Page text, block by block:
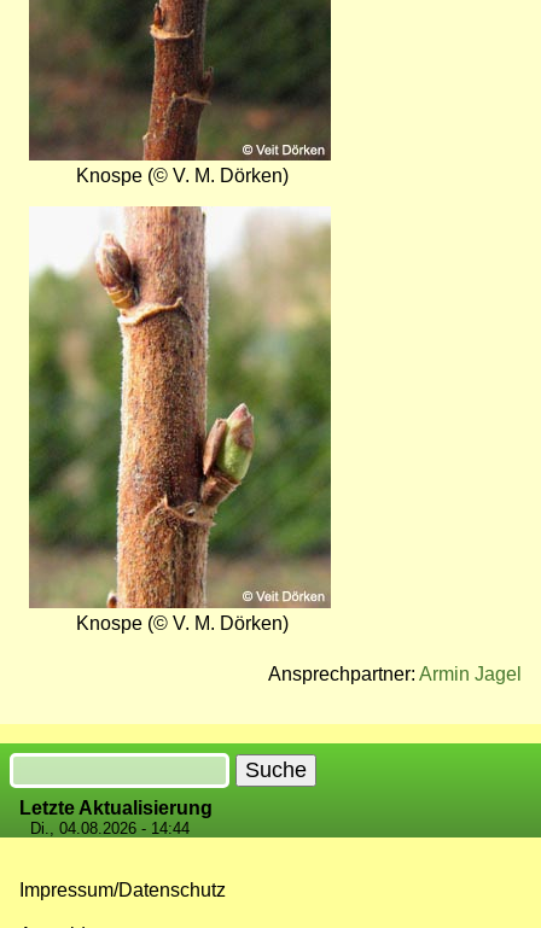
Knospe (© V. M. Dörken)
Knospe (© V. M. Dörken)
Ansprechpartner: Armin Jagel
Suche
Letzte Aktualisierung
Di., 04.08.2026 - 14:44
Impressum/Datenschutz